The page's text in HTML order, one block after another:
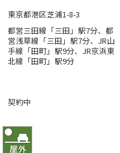
東京都港区芝浦1-8-3
都営三田線「三田」駅7分、都
営浅草線「三田」駅7分、JR山
手線「田町」駅9分、JR京浜東
北線「田町」駅9分
契約中